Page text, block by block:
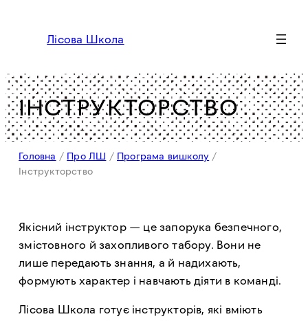
Лісова Школа
ІНСТРУКТОРСТВО
Головна / Про ЛШ / Програма вишколу /
Інструкторство
Якісний інструктор — це запорука безпечного,
змістовного й захопливого табору. Вони не
лише передають знання, а й надихають,
формують характер і навчають діяти в команді.
Лісова Школа готує інструкторів, які вміють